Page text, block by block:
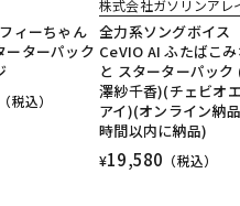
ィーちゃん
ーターパック
（税込）
株式会社ガソリンアレ
全力系ソングボイス
CeVIO AI ふたばこ
と スターターパック
澤紗千香)(チェビオ
アイ)(オンライン納
時間以内に納品)
¥19,580 （税込）